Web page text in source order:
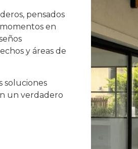
pensados
en
y áreas de
soluciones
un verdadero